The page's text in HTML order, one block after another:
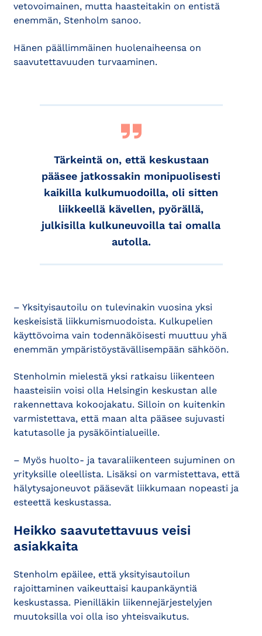
vetovoimainen, mutta haasteitakin on entistä
enemmän, Stenholm sanoo.
Hänen päällimmäinen huolenaiheensa on
saavutettavuuden turvaaminen.
Tärkeintä on, että keskustaan
pääsee jatkossakin monipuolisesti
kaikilla kulkumuodoilla, oli sitten
liikkeellä kävellen, pyörällä,
julkisilla kulkuneuvoilla tai omalla
autolla.
– Yksityisautoilu on tulevinakin vuosina yksi
keskeisistä liikkumismuodoista. Kulkupelien
käyttövoima vain todennäköisesti muuttuu yhä
enemmän ympäristöystävällisempään sähköön.
Stenholmin mielestä yksi ratkaisu liikenteen
haasteisiin voisi olla Helsingin keskustan alle
rakennettava kokoojakatu. Silloin on kuitenkin
varmistettava, että maan alta pääsee sujuvasti
katutasolle ja pysäköintialueille.
– Myös huolto- ja tavaraliikenteen sujuminen on
yrityksille oleellista. Lisäksi on varmistettava, että
hälytysajoneuvot pääsevät liikkumaan nopeasti ja
esteettä keskustassa.
Heikko saavutettavuus veisi
asiakkaita
Stenholm epäilee, että yksityisautoilun
rajoittaminen vaikeuttaisi kaupankäyntiä
keskustassa. Pienilläkin liikennejärjestelyjen
muutoksilla voi olla iso yhteisvaikutus.